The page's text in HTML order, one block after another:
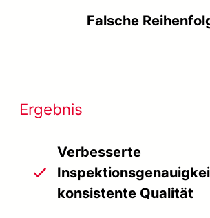
Falsche
Ergebnis
Verbesserte
konsistente Qualität